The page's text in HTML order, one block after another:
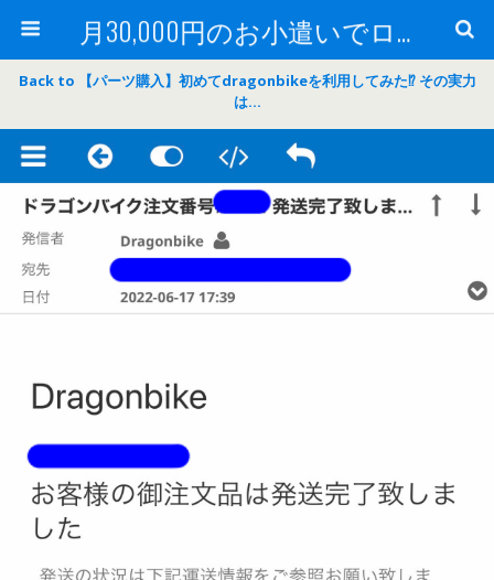
月30,000円のお小遣いでロードバイク
Back to 【パーツ購入】初めてdragonbikeを利用してみた⁉ その実力
は…